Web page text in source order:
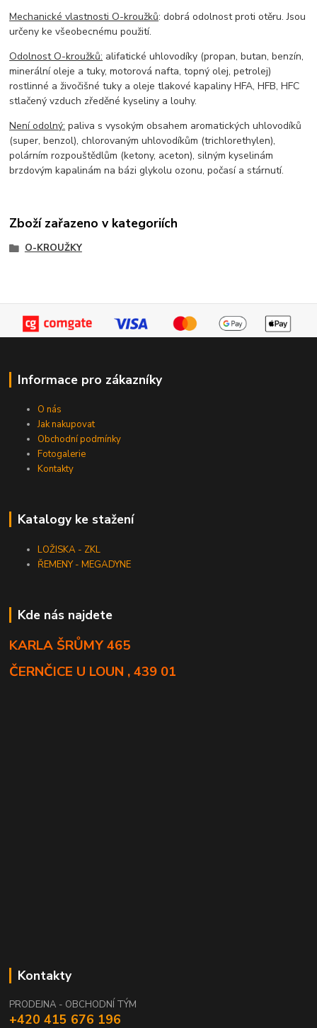
Mechanické vlastnosti O-kroužků: dobrá odolnost proti otěru. Jsou
určeny ke všeobecnému použití.
Odolnost O-kroužků: alifatické uhlovodíky (propan, butan, benzín,
minerální oleje a tuky, motorová nafta, topný olej, petrolej)
rostlinné a živočišné tuky a oleje tlakové kapaliny HFA, HFB, HFC
stlačený vzduch zředěné kyseliny a louhy.
Není odolný: paliva s vysokým obsahem aromatických uhlovodíků
(super, benzol), chlorovaným uhlovodíkům (trichlorethylen),
polárním rozpouštědlům (ketony, aceton), silným kyselinám
brzdovým kapalinám na bázi glykolu ozonu, počasí a stárnutí.
Zboží zařazeno v kategoriích
O-KROUŽKY
Informace pro zákazníky
O nás
Jak nakupovat
Obchodní podmínky
Fotogalerie
Kontakty
Katalogy ke stažení
LOŽISKA - ZKL
ŘEMENY - MEGADYNE
Kde nás najdete
KARLA ŠRŮMY 465
ČERNČICE U LOUN , 439 01
Kontakty
PRODEJNA - OBCHODNÍ TÝM
+420 415 676 196